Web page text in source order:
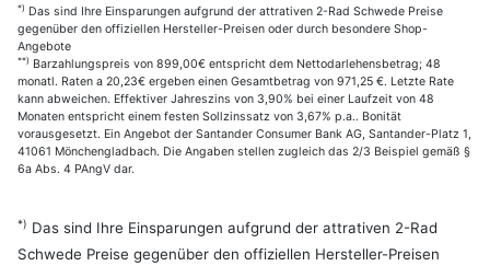
*) Das sind Ihre Einsparungen aufgrund der attrativen 2-Rad Schwede Preise
gegenüber den offiziellen Hersteller-Preisen oder durch besondere Shop-
Angebote
**) Barzahlungspreis von 899,00€ entspricht dem Nettodarlehensbetrag; 48
monatl. Raten a 20,23€ ergeben einen Gesamtbetrag von 971,25 €. Letzte Rate
kann abweichen. Effektiver Jahreszins von 3,90% bei einer Laufzeit von 48
Monaten entspricht einem festen Sollzinssatz von 3,67% p.a.. Bonität
vorausgesetzt. Ein Angebot der Santander Consumer Bank AG, Santander-Platz 1,
41061 Mönchengladbach. Die Angaben stellen zugleich das 2/3 Beispiel gemäß §
6a Abs. 4 PAngV dar.
*) Das sind Ihre Einsparungen aufgrund der attrativen 2-Rad
Schwede Preise gegenüber den offiziellen Hersteller-Preisen